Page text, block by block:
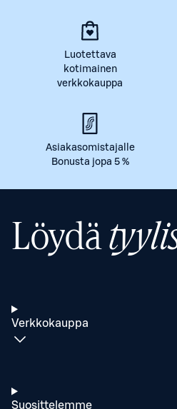
Luotettava
kotimainen
verkkokauppa
Asiakasomistajalle
Bonusta jopa 5 %
Löydä
Verkkokauppa
Suosittelemme